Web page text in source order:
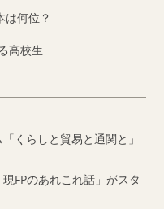
は何位？
高校生
くらしと貿易と通関と」
FPのあれこれ話」がスタ